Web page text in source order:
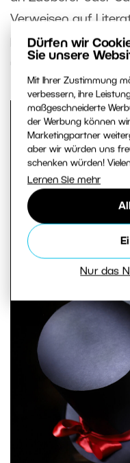
Dürfen wir
Sie unsere
Mit Ihrer Zustimmung
verbessern, ihre
maßgeschneiderte
der Werbung können
Marketingpartner
aber wir würden uns
schenken würden!
Lernen Sie mehr
Nur das
Verweisen auf
persönlich liebe
mich schon zu